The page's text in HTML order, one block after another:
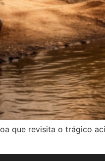
que revisita o trágico